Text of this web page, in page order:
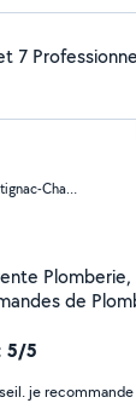
7
Montignac-Charente (Montignac-Charente)
Plomberie,
de
5/5
Super ! Disponible et de très bon conseil. je recommande